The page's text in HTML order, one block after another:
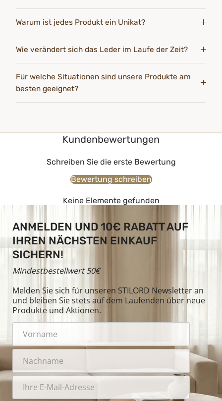
Warum ist jedes Produkt ein Unikat?
Wie verändert sich das Leder im Laufe der Zeit?
Für welche Situationen sind unsere Produkte am
besten geeignet?
Kundenbewertungen
Schreiben Sie die erste Bewertung
Bewertung schreiben
Keine Elemente gefunden
ANMELDEN UND 10€ RABATT AUF
IHREN NÄCHSTEN EINKAUF
SICHERN!
Mindestbestellwert 50€
Melden Sie sich für unseren STILORD Newsletter an
und bleiben Sie stets auf dem Laufenden über neue
Produkte und Aktionen.